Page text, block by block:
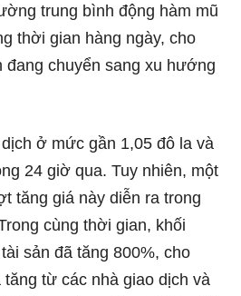
trung bình động hàm mũ
thời gian hàng ngày, cho
đang chuyển sang xu hướng
ở mức gần 1,05 đô la và
24 giờ qua. Tuy nhiên, một
tăng giá này diễn ra trong
cùng thời gian, khối
sản đã tăng 800%, cho
từ các nhà giao dịch và